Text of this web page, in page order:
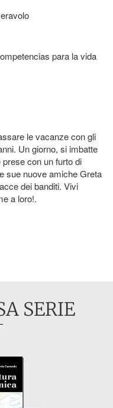
para la vida
le vacanze con gli
Un giorno, si imbatte
con un furto di
sue nuove amiche Greta
dei banditi. Vivi
a loro!.
SERIE